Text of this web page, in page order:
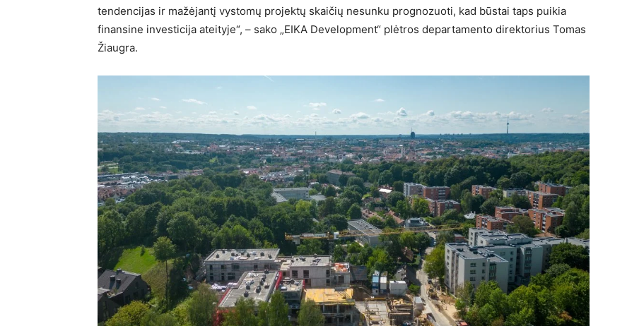
tendencijas ir mažėjantį vystomų projektų skaičių nesunku prognozuoti, kad būstai taps puikia
finansine investicija ateityje“, – sako „EIKA Development“ plėtros departamento direktorius Tomas
Žiaugra.